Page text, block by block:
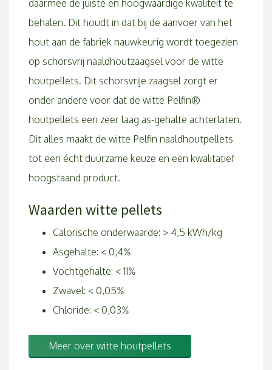
daarmee de juiste en hoogwaardige kwaliteit te
behalen. Dit houdt in dat bij de aanvoer van het
hout aan de fabriek nauwkeurig wordt toegezien
op schorsvrij naaldhoutzaagsel voor de witte
houtpellets. Dit schorsvrije zaagsel zorgt er
onder andere voor dat de witte Pelfin®
houtpellets een zeer laag as-gehalte achterlaten.
Dit alles maakt de witte Pelfin naaldhoutpellets
tot een écht duurzame keuze en een kwalitatief
hoogstaand product.
Waarden witte pellets
Calorische onderwaarde: > 4,5 kWh/kg
Asgehalte: < 0,4%
Vochtgehalte: < 11%
Zwavel: < 0,05%
Chloride: < 0,03%
Meer over witte houtpellets